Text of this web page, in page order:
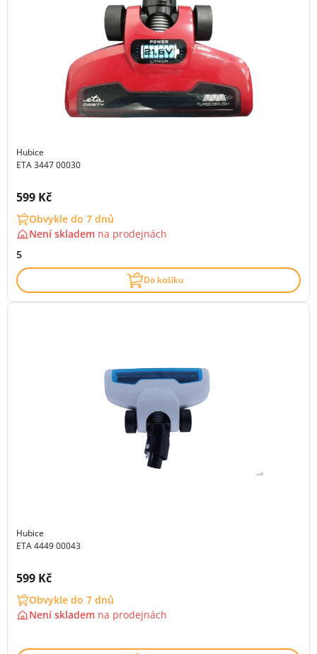
Hubice
ETA 3447 00030
Cena s DPH:
599 Kč
Obvykle do 7 dnů
Není skladem na prodejnách
5
Do košíku
Hubice
ETA 4449 00043
Cena s DPH:
599 Kč
Obvykle do 7 dnů
Není skladem na prodejnách